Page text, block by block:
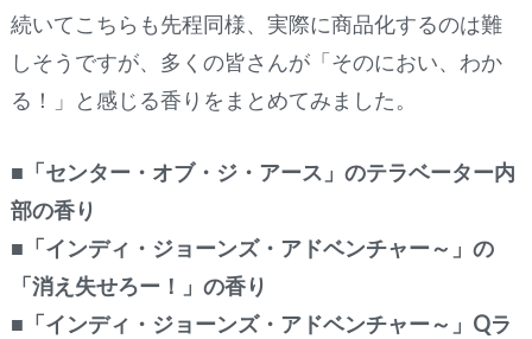
続いてこちらも先程同様、実際に商品化するのは難
しそうですが、多くの皆さんが「そのにおい、わか
る！」と感じる香りをまとめてみました。
■「センター・オブ・ジ・アース」のテラベーター内
部の香り
■「インディ・ジョーンズ・アドベンチャー～」の
「消え失せろー！」の香り
■「インディ・ジョーンズ・アドベンチャー～」Qラ